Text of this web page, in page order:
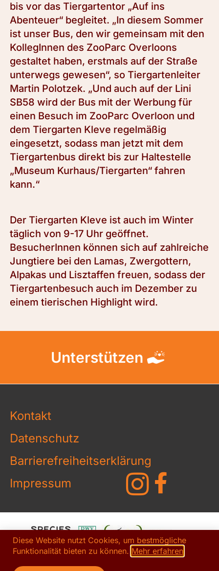
bis vor das Tiergartentor „Auf ins
Abenteuer“ begleitet. „In diesem Sommer
ist unser Bus, den wir gemeinsam mit den
KollegInnen des ZooParc Overloons
gestaltet haben, erstmals auf der Straße
unterwegs gewesen“, so Tiergartenleiter
Martin Polotzek. „Und auch auf der Lini
SB58 wird der Bus mit der Werbung für
einen Besuch im ZooParc Overloon und
dem Tiergarten Kleve regelmäßig
eingesetzt, sodass man jetzt mit dem
Tiergartenbus direkt bis zur Haltestelle
„Museum Kurhaus/Tiergarten“ fahren
kann.“
Der Tiergarten Kleve ist auch im Winter
täglich von 9-17 Uhr geöffnet.
BesucherInnen können sich auf zahlreiche
Jungtiere bei den Lamas, Zwergottern,
Alpakas und Lisztaffen freuen, sodass der
Tiergartenbesuch auch im Dezember zu
einem tierischen Highlight wird.
Unterstützen
Kontakt
Datenschutz
Barrierefreiheitserklärung
Impressum
Diese Website nutzt Cookies, um bestmögliche
Funktionalität bieten zu können. Mehr erfahren